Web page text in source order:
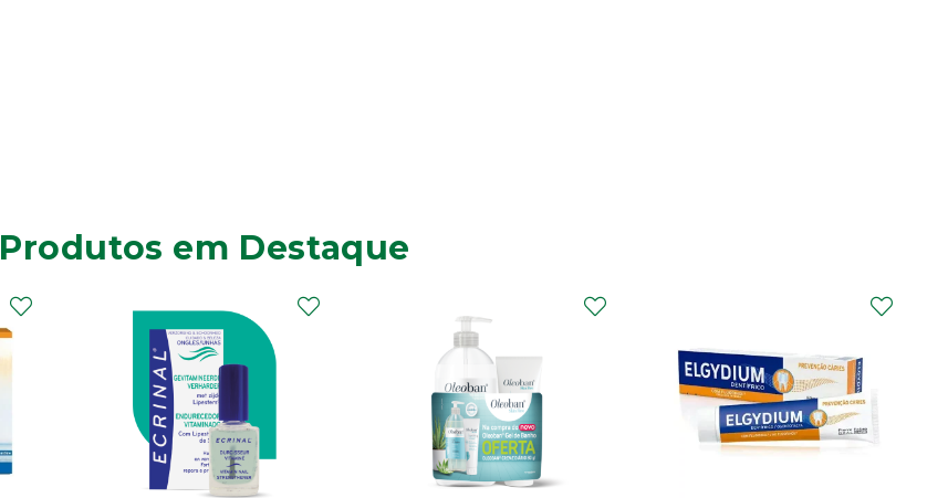
Produtos em Destaque
Curaprox Surgical
Escova Dentes Mega
Soft